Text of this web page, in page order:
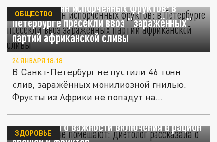
Десятки тонн испорченных фруктов: в
Петербурге пресекли ввоз "заражённых"
партий африканской сливы
ОБЩЕСТВО
24 ЯНВАРЯ 18:18
В Санкт-Петербург не пустили 46 тонн
слив, заражённых монилиозной гнилью.
Фрукты из Африки не попадут на...
Витамины не помешают: диетолог
рассказала о важности включения в рацион
ЗДОРОВЬЕ